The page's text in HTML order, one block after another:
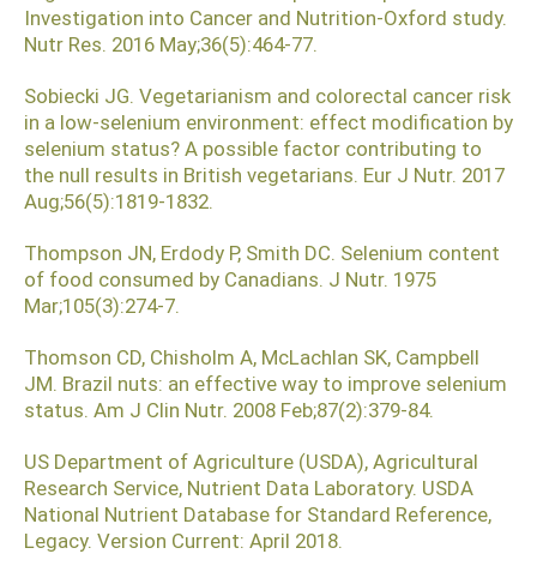
Investigation into Cancer and Nutrition-Oxford study.
Nutr Res. 2016 May;36(5):464-77.
Sobiecki JG. Vegetarianism and colorectal cancer risk
in a low-selenium environment: effect modification by
selenium status? A possible factor contributing to
the null results in British vegetarians. Eur J Nutr. 2017
Aug;56(5):1819-1832.
Thompson JN, Erdody P, Smith DC. Selenium content
of food consumed by Canadians. J Nutr. 1975
Mar;105(3):274-7.
Thomson CD, Chisholm A, McLachlan SK, Campbell
JM. Brazil nuts: an effective way to improve selenium
status. Am J Clin Nutr. 2008 Feb;87(2):379-84.
US Department of Agriculture (USDA), Agricultural
Research Service, Nutrient Data Laboratory. USDA
National Nutrient Database for Standard Reference,
Legacy. Version Current: April 2018.